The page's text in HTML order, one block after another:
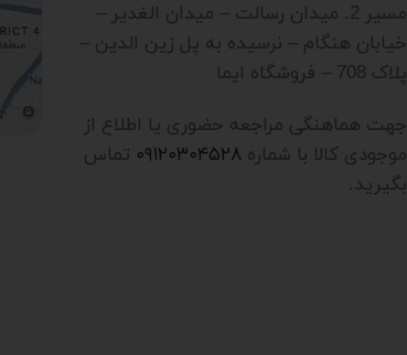
مسیر 2. میدان رسالت – میدان الغدیر –
خیابان هنگام – نرسیده به پل زین الدین –
پلاک 708 – فروشگاه ایما
جهت هماهنگی مراجعه حضوری یا اطلاع از
موجودی کالا با شماره ۰۹۱۲۰۳۰۴۵۲۸ تماس
بگیرید.